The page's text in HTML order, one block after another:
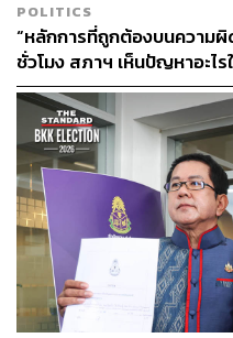
POLITICS
“หลักการที่ถูกต้องบนความ
ชั่วโมง สภาฯ เห็นปัญหาอะไ
หมื่นล้าน